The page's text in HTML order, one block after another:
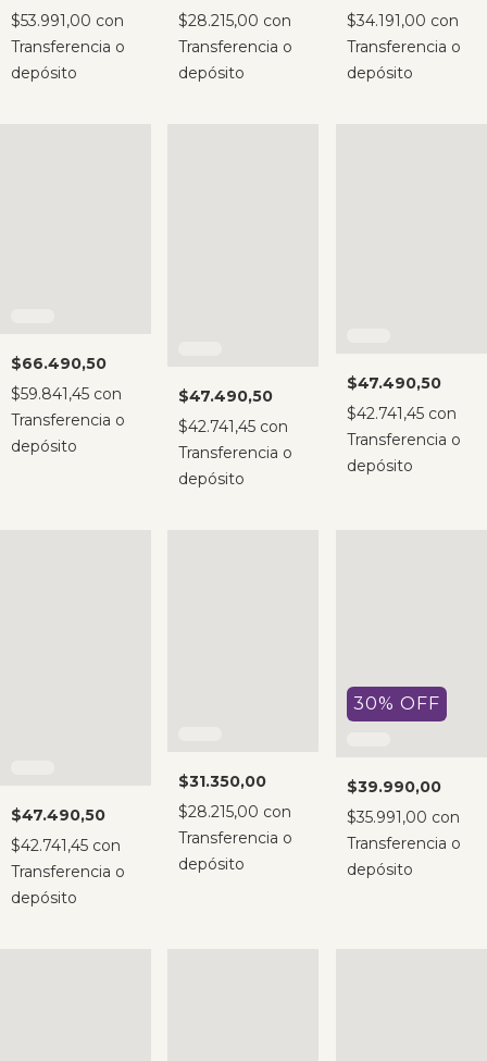
$53.991,00 con
Transferencia o
depósito
$28.215,00 con
Transferencia o
depósito
$34.191,00 con
Transferencia o
depósito
$66.490,50
$59.841,45 con
Transferencia o
depósito
$47.490,50
$42.741,45 con
Transferencia o
depósito
$47.490,50
$42.741,45 con
Transferencia o
depósito
$47.490,50
$42.741,45 con
Transferencia o
depósito
$31.350,00
$28.215,00 con
Transferencia o
depósito
30% OFF
$39.990,00
$35.991,00 con
Transferencia o
depósito